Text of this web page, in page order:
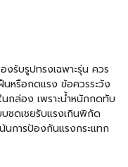
รับรูปทรงเฉพาะรุ่น ควร
หรือกดแรง ข้อควรระวัง
กล่อง เพราะน้ำหนักกดทับ
บชดเชยรับแรงเกินพิกัด
นการป้องกันแรงกระแทก